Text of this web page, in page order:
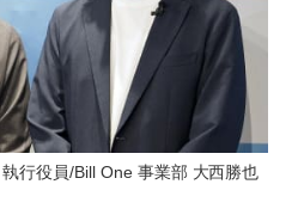
行役員/Bill One 事業部 大西勝也